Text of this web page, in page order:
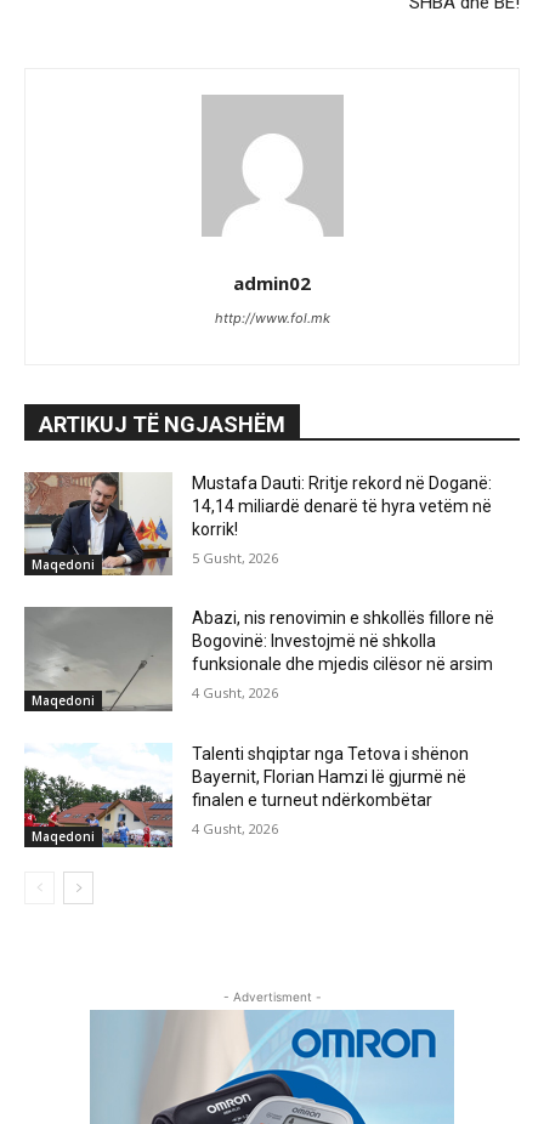
admin02
http://www.fol.mk
ARTIKUJ TË NGJASHËM
Maqedoni
Mustafa Dauti: Rritje rekord në Doganë:
14,14 miliardë denarë të hyra vetëm në
korrik!
5 Gusht, 2026
Maqedoni
Abazi, nis renovimin e shkollës fillore në
Bogovinë: Investojmë në shkolla
funksionale dhe mjedis cilësor në arsim
4 Gusht, 2026
Maqedoni
Talenti shqiptar nga Tetova i shënon
Bayernit, Florian Hamzi lë gjurmë në
finalen e turneut ndërkombëtar
4 Gusht, 2026
- Advertisment -